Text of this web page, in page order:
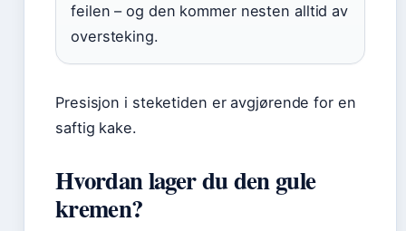
feilen – og den kommer nesten alltid av
oversteking.
Presisjon i steketiden er avgjørende for en
saftig kake.
Hvordan lager du den gule
kremen?